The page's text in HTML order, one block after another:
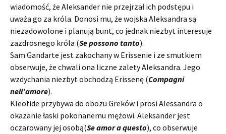
wiadomość, że Aleksander nie przejrzał ich podstępu i
uważa go za króla. Donosi mu, że wojska Aleksandra są
niezadowolone i planują bunt, co jednak niezbyt interesuje
zazdrosnego króla (Se possono tanto).
Sam Gandarte jest zakochany w Erissenie i ze smutkiem
obserwuje, że chwali ona liczne zalety Aleksandra. Jego
wzdychania niezbyt obchodzą Erissenę (Compagni
nell’amore).
Kleofide przybywa do obozu Greków i prosi Alessandra o
okazanie łaski pokonanemu mężowi. Aleksander jest
oczarowany jej osobą(Se amor a questo), co obserwuje